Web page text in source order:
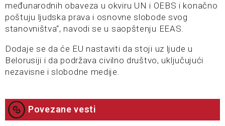
međunarodnih obaveza u okviru UN i OEBS i konačno
poštuju ljudska prava i osnovne slobode svog
stanovništva“, navodi se u saopštenju EEAS.
Dodaje se da će EU nastaviti da stoji uz ljude u
Belorusiji i da podržava civilno društvo, uključujući
nezavisne i slobodne medije.
Povezane vesti